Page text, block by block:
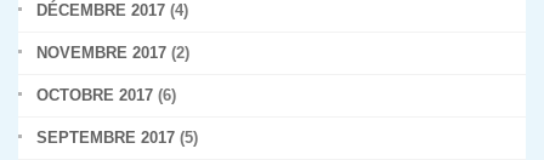
DÉCEMBRE 2017 (4)
NOVEMBRE 2017 (2)
OCTOBRE 2017 (6)
SEPTEMBRE 2017 (5)